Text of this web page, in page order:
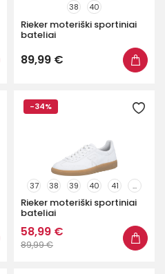
38 40
Rieker moteriški sportiniai
bateliai
89,99 €
-34%
37 38 39 40 41 ...
Rieker moteriški sportiniai
bateliai
58,99 €
89,99 €